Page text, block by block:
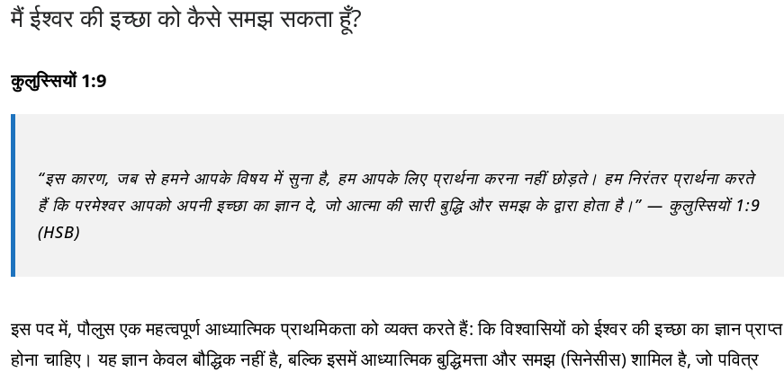
मैं ईश्वर की इच्छा को कैसे समझ सकता हूँ?
कुलुस्सियों 1:9
“इस कारण, जब से हमने आपके विषय में सुना है, हम आपके लिए प्रार्थना करना नहीं छोड़ते। हम निरंतर प्रार्थना करते
हैं कि परमेश्वर आपको अपनी इच्छा का ज्ञान दे, जो आत्मा की सारी बुद्धि और समझ के द्वारा होता है।” — कुलुस्सियों 1:9
(HSB)
इस पद में, पौलुस एक महत्वपूर्ण आध्यात्मिक प्राथमिकता को व्यक्त करते हैं: कि विश्वासियों को ईश्वर की इच्छा का ज्ञान प्राप्त
होना चाहिए। यह ज्ञान केवल बौद्धिक नहीं है, बल्कि इसमें आध्यात्मिक बुद्धिमत्ता और समझ (सिनेसीस) शामिल है, जो पवित्र